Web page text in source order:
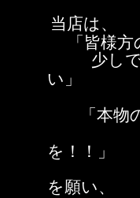
当店は、
「皆様
少し
い」
「本物の
を！！」
を願い、